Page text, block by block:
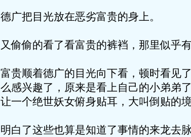
德广把目光放在恶劣富贵的身上。
又偷偷的看了看富贵的裤裆，那里似乎
富贵顺着德广的目光向下看，顿时看见
么感兴趣了，原来是看上自己的小弟弟
让一个绝世妖女俯身贴耳，大叫倒贴的境
明白了这些也算是知道了事情的来龙去